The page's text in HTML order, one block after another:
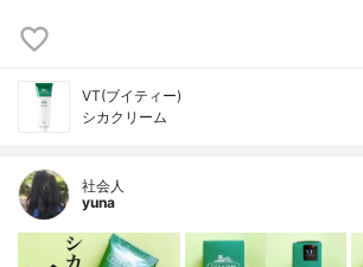
VT(ブイティー)
シカクリーム
社会人
yuna